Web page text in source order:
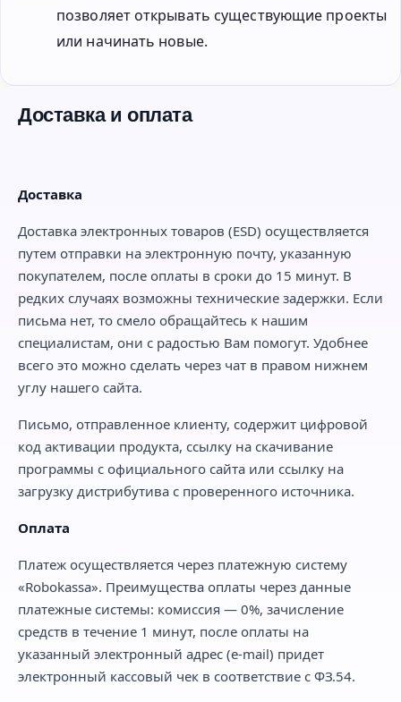
позволяет открывать существующие проекты
или начинать новые.
Доставка и оплата
Доставка
Доставка электронных товаров (ESD) осуществляется
путем отправки на электронную почту, указанную
покупателем, после оплаты в сроки до 15 минут. В
редких случаях возможны технические задержки. Если
письма нет, то смело обращайтесь к нашим
специалистам, они с радостью Вам помогут. Удобнее
всего это можно сделать через чат в правом нижнем
углу нашего сайта.
Письмо, отправленное клиенту, содержит цифровой
код активации продукта, ссылку на скачивание
программы с официального сайта или ссылку на
загрузку дистрибутива с проверенного источника.
Оплата
Платеж осуществляется через платежную систему
«Robokassa». Преимущества оплаты через данные
платежные системы: комиссия — 0%, зачисление
средств в течение 1 минут, после оплаты на
указанный электронный адрес (e-mail) придет
электронный кассовый чек в соответствие с ФЗ.54.